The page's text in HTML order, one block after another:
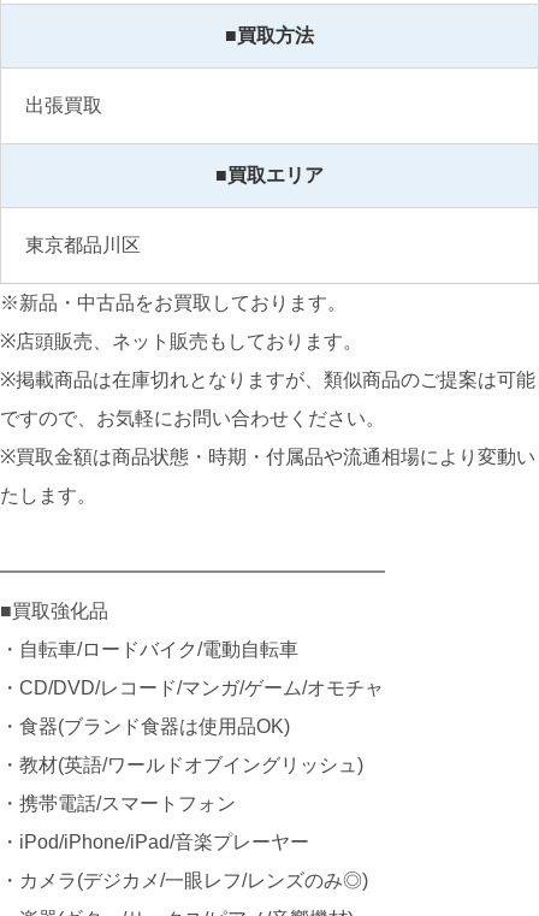
■買取方法
出張買取
■買取エリア
東京都品川区
※新品・中古品をお買取しております。
※店頭販売、ネット販売もしております。
※掲載商品は在庫切れとなりますが、類似商品のご提案は可能
ですので、お気軽にお問い合わせください。
※買取金額は商品状態・時期・付属品や流通相場により変動い
たします。
━━━━━━━━━━━━━━━━━━━━
■買取強化品
・自転車/ロードバイク/電動自転車
・CD/DVD/レコード/マンガ/ゲーム/オモチャ
・食器(ブランド食器は使用品OK)
・教材(英語/ワールドオブイングリッシュ)
・携帯電話/スマートフォン
・iPod/iPhone/iPad/音楽プレーヤー
・カメラ(デジカメ/一眼レフ/レンズのみ◎)